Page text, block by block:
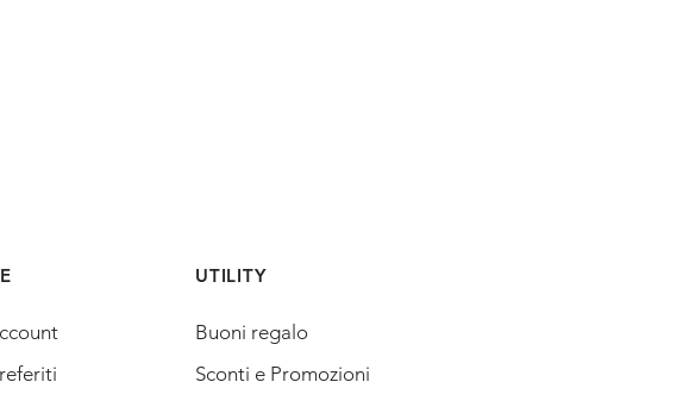
UTILITY
Buoni regalo
Sconti e Promozioni